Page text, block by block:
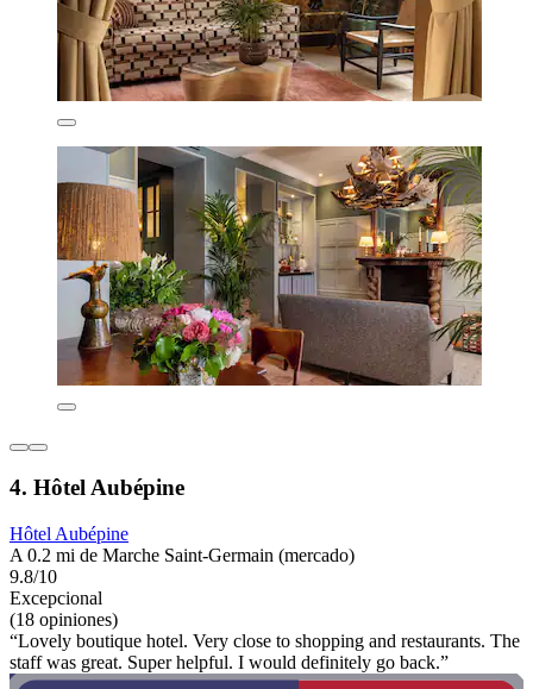
4. Hôtel Aubépine
Hôtel Aubépine
A 0.2 mi de Marche Saint-Germain (mercado)
9.8/10
Excepcional
(18 opiniones)
“Lovely boutique hotel. Very close to shopping and restaurants. The
staff was great. Super helpful. I would definitely go back.”